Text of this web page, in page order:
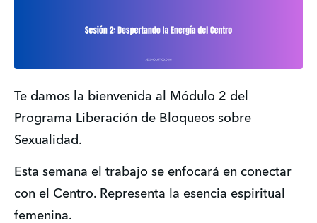
Te damos la bienvenida al Módulo 2 del
Programa Liberación de Bloqueos sobre
Sexualidad.
Esta semana el trabajo se enfocará en conectar
con el Centro. Representa la esencia espiritual
femenina.